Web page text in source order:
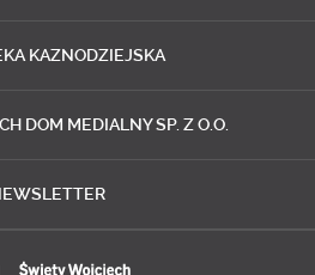
KAZNODZIEJSKA
DOM MEDIALNY SP. Z O.O.